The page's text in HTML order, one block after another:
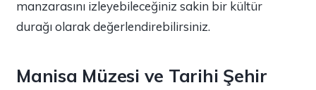
manzarasını izleyebileceğiniz sakin bir kültür
durağı olarak değerlendirebilirsiniz.
Manisa Müzesi ve Tarihi Şehir